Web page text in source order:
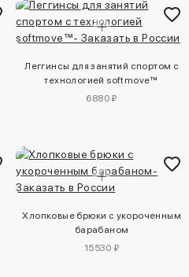
Леггинсы для занятий спортом с
технологией softmove™
6880 ₽
Хлопковые брюки с укороченным
барабаном
15530 ₽